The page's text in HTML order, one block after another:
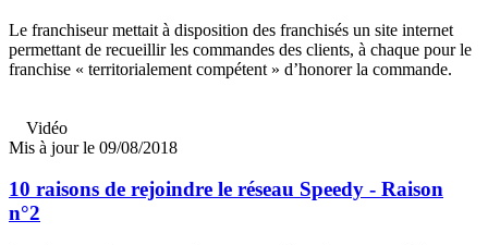
Le franchiseur mettait à disposition des franchisés un site internet
permettant de recueillir les commandes des clients, à chaque pour le
franchise « territorialement compétent » d’honorer la commande.
Vidéo
Mis à jour le 09/08/2018
10 raisons de rejoindre le réseau Speedy - Raison
n°2